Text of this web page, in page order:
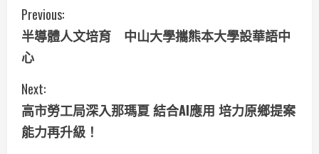
C
o
n
t
i
Previous:
半導體人文培育 中山大學攜熊本大學設華語中
心
Next:
高市勞工局深入那瑪夏 結合AI應用 培力原鄉提案
能力再升級！